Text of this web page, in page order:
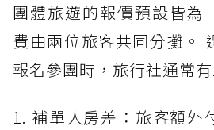
團體旅遊的報價預設皆為
費由兩位旅客共同分攤。
報名參團時，旅行社通常
1. 補單人房差：旅客額外